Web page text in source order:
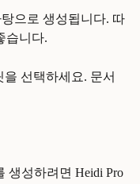
으로 생성됩니다. 따
습니다.
선택하세요. 문서
생성하려면 Heidi Pro